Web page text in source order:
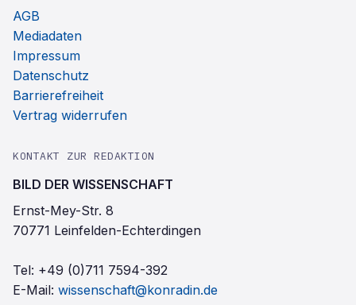
AGB
Mediadaten
Impressum
Datenschutz
Barrierefreiheit
Vertrag widerrufen
KONTAKT ZUR REDAKTION
BILD DER WISSENSCHAFT
Ernst-Mey-Str. 8
70771 Leinfelden-Echterdingen
Tel: +49 (0)711 7594-392
E-Mail: wissenschaft@konradin.de